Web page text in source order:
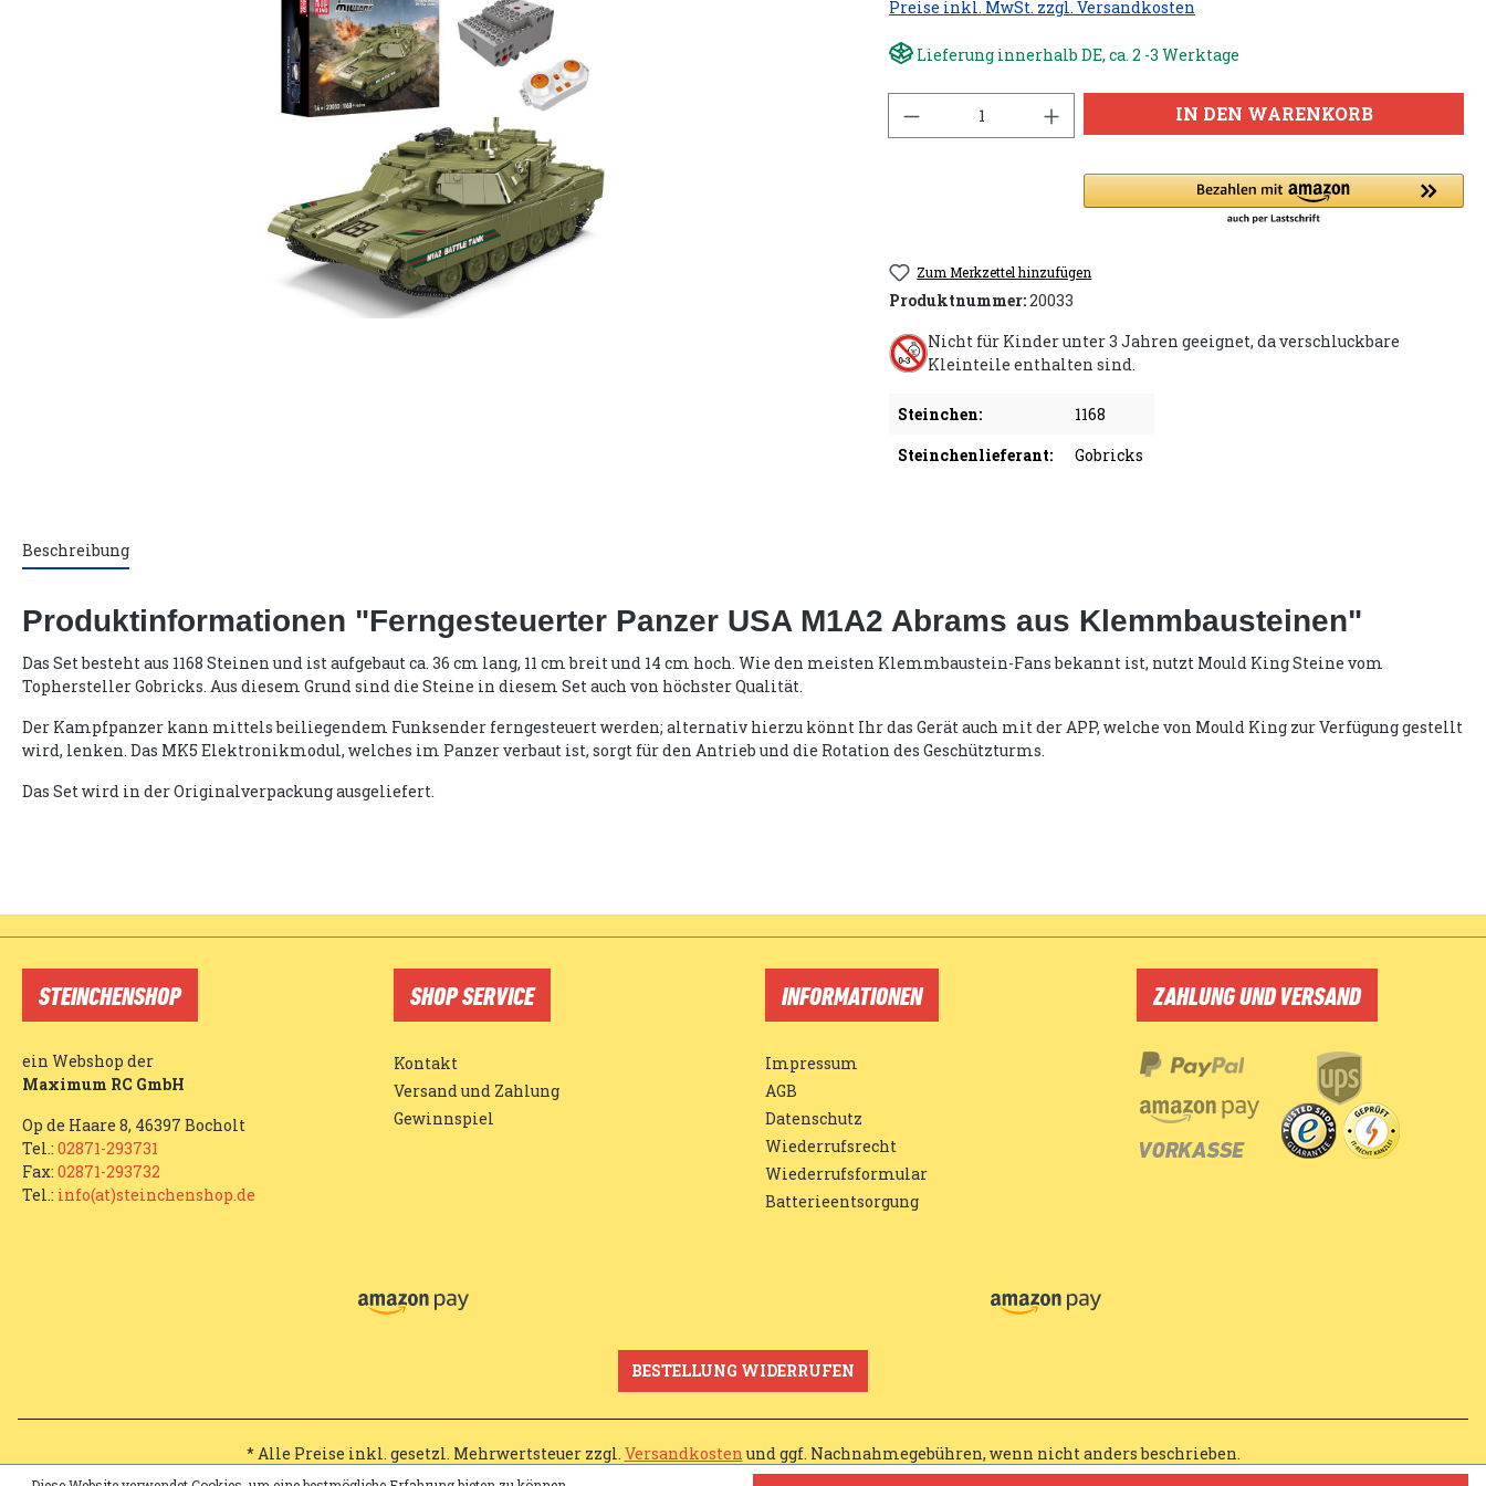
Preise inkl. MwSt. zzgl. Versandkosten
Lieferung innerhalb DE, ca. 2 -3 Werktage
IN DEN WARENKORB
Zum Merkzettel hinzufügen
Produktnummer:20033
Nicht für Kinder unter 3 Jahren geeignet, da verschluckbare
Kleinteile enthalten sind.
Steinchen:
1168
Steinchenlieferant:
Gobricks
Beschreibung
Produktinformationen "Ferngesteuerter Panzer USA M1A2 Abrams aus Klemmbausteinen"
Das Set besteht aus 1168 Steinen und ist aufgebaut ca. 36 cm lang, 11 cm breit und 14 cm hoch. Wie den meisten Klemmbaustein-Fans bekannt ist, nutzt Mould King Steine vom
Tophersteller Gobricks. Aus diesem Grund sind die Steine in diesem Set auch von höchster Qualität.
Der Kampfpanzer kann mittels beiliegendem Funksender ferngesteuert werden; alternativ hierzu könnt Ihr das Gerät auch mit der APP, welche von Mould King zur Verfügung gestellt
wird, lenken. Das MK5 Elektronikmodul, welches im Panzer verbaut ist, sorgt für den Antrieb und die Rotation des Geschützturms.
Das Set wird in der Originalverpackung ausgeliefert.
STEINCHENSHOP
ein Webshop der
Maximum RC GmbH
Op de Haare 8, 46397 Bocholt
Tel.: 02871-293731
Fax: 02871-293732
Tel.: info(at)steinchenshop.de
SHOP SERVICE
Kontakt
Versand und Zahlung
Gewinnspiel
INFORMATIONEN
Impressum
AGB
Datenschutz
Wiederrufsrecht
Wiederrufsformular
Batterieentsorgung
ZAHLUNG UND VERSAND
BESTELLUNG WIDERRUFEN
* Alle Preise inkl. gesetzl. Mehrwertsteuer zzgl. Versandkosten und ggf. Nachnahmegebühren, wenn nicht anders beschrieben.